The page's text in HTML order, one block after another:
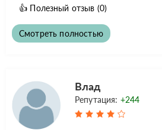
👍 Полезный отзыв (0)
Смотреть полностью
Влад
Репутация: +244